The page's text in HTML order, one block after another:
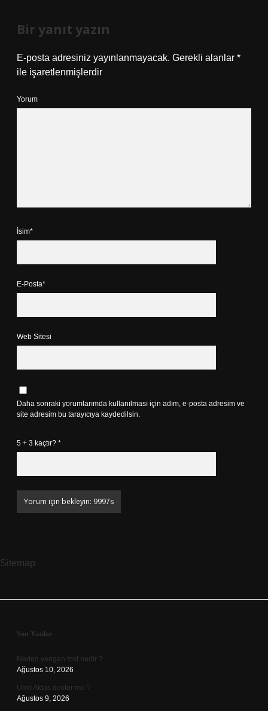
Bir yanıt yazın
E-posta adresiniz yayınlanmayacak. Gerekli alanlar *
ile işaretlenmişlerdir
Yorum
İsim*
E-Posta*
Web Sitesi
Daha sonraki yorumlarımda kullanılması için adım, e-posta adresim ve
site adresim bu tarayıcıya kaydedilsin.
5 + 3 kaçtır? *
Sitemap
Sidebar
Son Yazılar
Neden yengen tost nedir ?
Ağustos 10, 2026
Umit Aktas doktor mu ?
Ağustos 9, 2026